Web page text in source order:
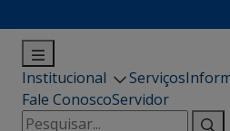
Institucional Serviços
Fale ConoscoServidor
Pesquisar